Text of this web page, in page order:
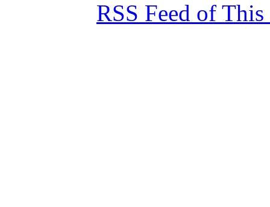
RSS Feed of This